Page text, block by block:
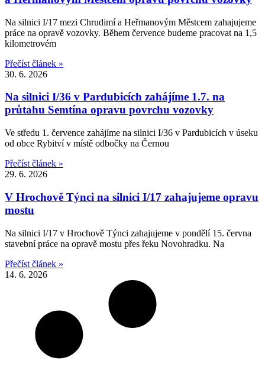
Na silnici I/17 mezi Chrudimí a Heřmanovým Městcem zahajujeme
práce na opravě vozovky. Během července budeme pracovat na 1,5
kilometrovém
Přečíst článek »
30. 6. 2026
Na silnici I/36 v Pardubicích zahájíme 1.7. na
průtahu Semtína opravu povrchu vozovky
Ve středu 1. července zahájíme na silnici I/36 v Pardubicích v úseku
od obce Rybitví v místě odbočky na Černou
Přečíst článek »
29. 6. 2026
V Hrochově Týnci na silnici I/17 zahajujeme opravu
mostu
Na silnici I/17 v Hrochově Týnci zahajujeme v pondělí 15. června
stavební práce na opravě mostu přes řeku Novohradku. Na
Přečíst článek »
14. 6. 2026